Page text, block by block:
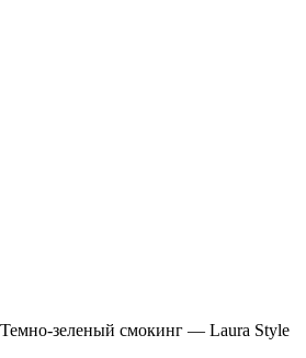
Темно-зеленый смокинг — Laura Style